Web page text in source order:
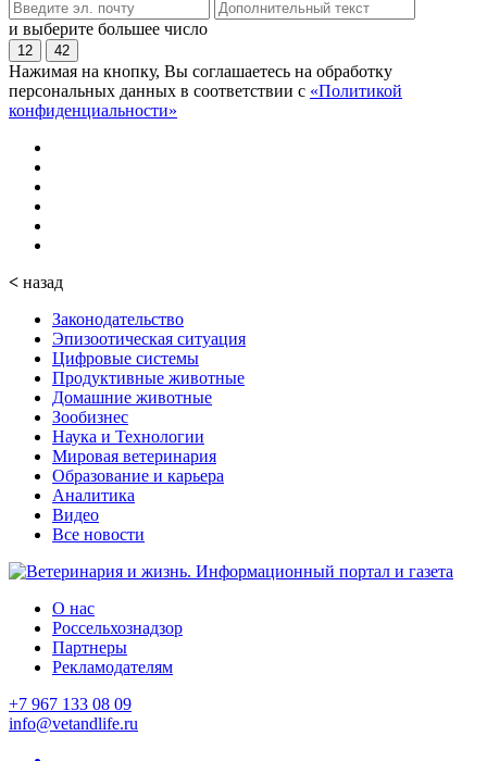
и выберите большее число
12 42
Нажимая на кнопку, Вы соглашаетесь на обработку
персональных данных в соответствии с «Политикой
конфиденциальности»
< назад
Законодательство
Эпизоотическая ситуация
Цифровые системы
Продуктивные животные
Домашние животные
Зообизнес
Наука и Технологии
Мировая ветеринария
Образование и карьера
Аналитика
Видео
Все новости
О нас
Россельхознадзор
Партнеры
Рекламодателям
+7 967 133 08 09
info@vetandlife.ru